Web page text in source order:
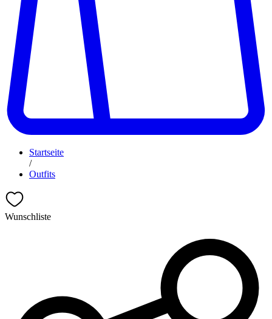
Startseite
/
Outfits
Wunschliste